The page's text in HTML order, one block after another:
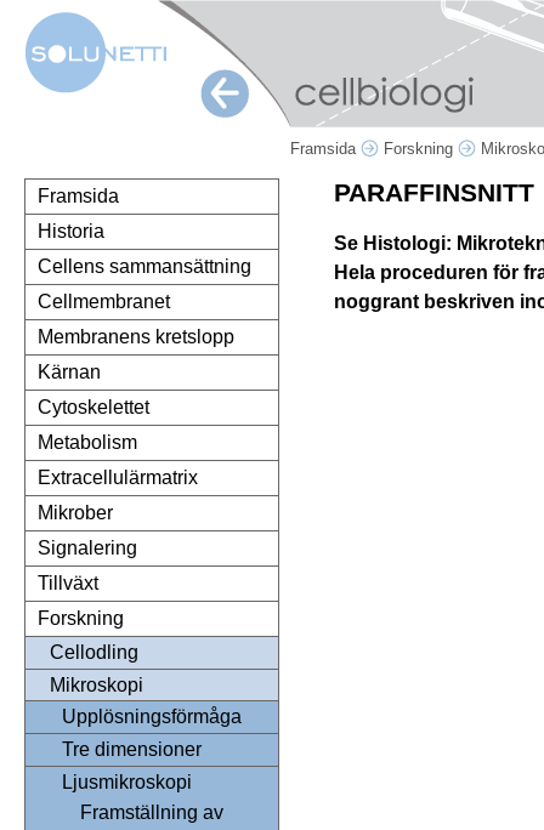
Framsida Forskning
Framsida
Historia
Cellens sammansättning
Cellmembranet
Membranens kretslopp
Kärnan
Cytoskelettet
Metabolism
Extracellulärmatrix
Mikrober
Signalering
Tillväxt
Forskning
Cellodling
Mikroskopi
Upplösningsförmåga
Tre dimensioner
Ljusmikroskopi
Framställning av
PARAFFINSNITT
Se Histologi:
Hela proceduren för
noggrant beskriven